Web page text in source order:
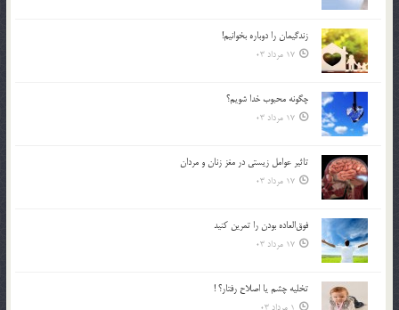
زندگيمان را دوباره بخوانيم!
17 مرداد 03
چگونه محبوب خدا شويم؟
17 مرداد 03
تاثیر عوامل زيستي در مغز زنان و مردان
17 مرداد 03
فوق‌العاده بودن را تمرين كنيد
17 مرداد 03
تخليه چشم يا اصلاح رفتار؟ !